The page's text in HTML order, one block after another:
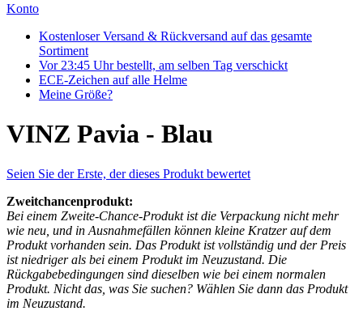
Konto
Kostenloser Versand & Rückversand auf das gesamte
Sortiment
Vor 23:45 Uhr bestellt, am selben Tag verschickt
ECE-Zeichen auf alle Helme
Meine Größe?
VINZ Pavia - Blau
Seien Sie der Erste, der dieses Produkt bewertet
Zweitchancenprodukt:
Bei einem Zweite-Chance-Produkt ist die Verpackung nicht mehr
wie neu, und in Ausnahmefällen können kleine Kratzer auf dem
Produkt vorhanden sein. Das Produkt ist vollständig und der Preis
ist niedriger als bei einem Produkt im Neuzustand. Die
Rückgabebedingungen sind dieselben wie bei einem normalen
Produkt. Nicht das, was Sie suchen? Wählen Sie dann das Produkt
im Neuzustand.